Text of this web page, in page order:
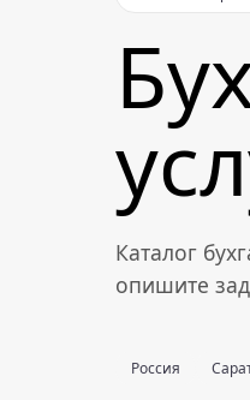
Каталог
опишите
Россия